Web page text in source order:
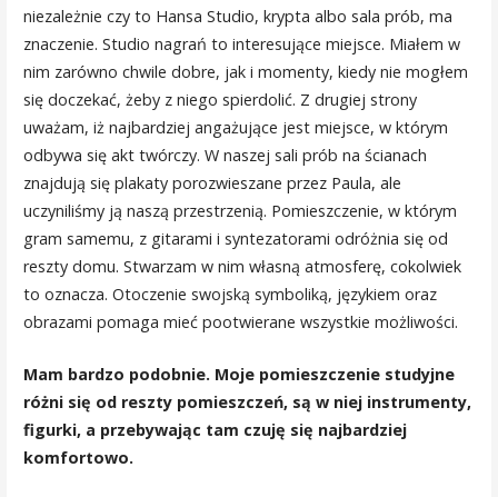
niezależnie czy to Hansa Studio, krypta albo sala prób, ma
znaczenie. Studio nagrań to interesujące miejsce. Miałem w
nim zarówno chwile dobre, jak i momenty, kiedy nie mogłem
się doczekać, żeby z niego spierdolić. Z drugiej strony
uważam, iż najbardziej angażujące jest miejsce, w którym
odbywa się akt twórczy. W naszej sali prób na ścianach
znajdują się plakaty porozwieszane przez Paula, ale
uczyniliśmy ją naszą przestrzenią. Pomieszczenie, w którym
gram samemu, z gitarami i syntezatorami odróżnia się od
reszty domu. Stwarzam w nim własną atmosferę, cokolwiek
to oznacza. Otoczenie swojską symboliką, językiem oraz
obrazami pomaga mieć pootwierane wszystkie możliwości.
Mam bardzo podobnie. Moje pomieszczenie studyjne
różni się od reszty pomieszczeń, są w niej instrumenty,
figurki, a przebywając tam czuję się najbardziej
komfortowo.